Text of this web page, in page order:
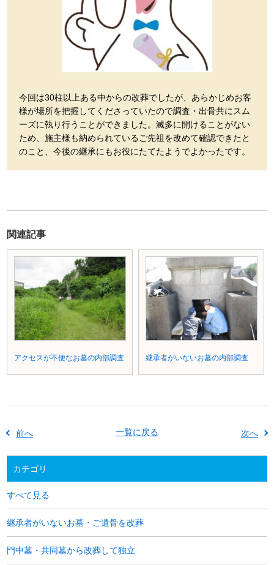
今回は30柱以上ある中からの改葬でしたが、あらかじめお客
様が場所を把握してくださっていたので調査・出骨共にスム
ーズに執り行うことができました。滅多に開けることがない
ため、施主様も納められているご先祖を改めて確認できたと
のこと、今後の継承にもお役にたてたようでよかったです。
関連記事
アクセスが不便なお墓の内部調査 継承者がいないお墓の内部調査
前へ 一覧に戻る 次へ
カテゴリ
すべて見る
継承者がいないお墓・ご遺骨を改葬
門中墓・共同墓から改葬して独立